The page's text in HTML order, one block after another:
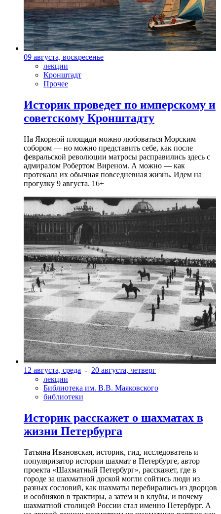
09 августа, воскресенье
лекции
Кронштадт
Прочее
Историк проведет по имперскому и
советскому Кронштадту
На Якорной площади можно любоваться Морским
собором — но можно представить себе, как после
февральской революции матросы расправились здесь с
адмиралом Робертом Виреном. А можно — как
протекала их обычная повседневная жизнь. Идем на
прогулку 9 августа. 16+
12 августа, среда - 20 августа, четверг
лекции
Библиотека им. В.В. Маяковского
библиотеки
Историк расскажет о шахматах в
жизни Петербурга
Татьяна Ивановская, историк, гид, исследователь и
популяризатор истории шахмат в Петербурге, автор
проекта «Шахматный Петербург», расскажет, где в
городе за шахматной доской могли сойтись люди из
разных сословий, как шахматы перебирались из дворцов
и особняков в трактиры, а затем и в клубы, и почему
шахматной столицей России стал именно Петербург. А